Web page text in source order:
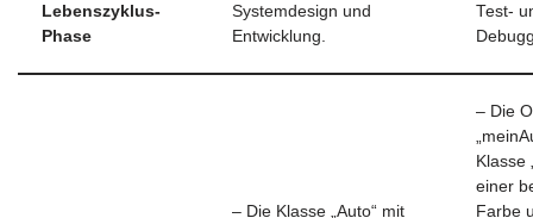
Lebenszyklus-
Phase
Systemdesign und
Entwicklung.
Test-
– Die Klasse „Auto“ mit
– Die
Klasse
einer
Farbe